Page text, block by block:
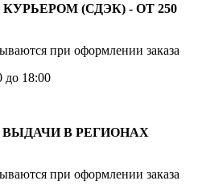
(СДЭК) - ОТ 250
при оформлении заказа
до 18:00
В РЕГИОНАХ
при оформлении заказа